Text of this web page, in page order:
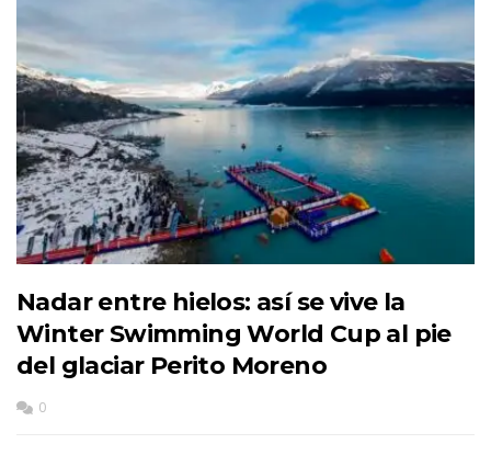
Nadar entre hielos: así se vive la
Winter Swimming World Cup al pie
del glaciar Perito Moreno
0